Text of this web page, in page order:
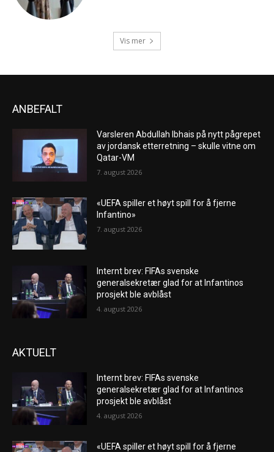
Vis mer
ANBEFALT
Varsleren Abdullah Ibhais på nytt pågrepet
av jordansk etterretning – skulle vitne om
Qatar-VM
7. august 2026
«UEFA spiller et høyt spill for å fjerne
Infantino»
7. august 2026
Internt brev: FIFAs svenske
generalsekretær glad for at Infantinos
prosjekt ble avblåst
4. august 2026
AKTUELT
Internt brev: FIFAs svenske
generalsekretær glad for at Infantinos
prosjekt ble avblåst
4. august 2026
«UEFA spiller et høyt spill for å fjerne